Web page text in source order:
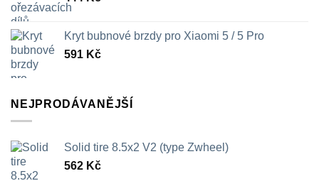
Kryt bubnové brzdy pro Xiaomi 5 / 5 Pro
591 Kč
NEJPRODÁVANĚJŠÍ
Solid tire 8.5x2 V2 (type Zwheel)
562 Kč